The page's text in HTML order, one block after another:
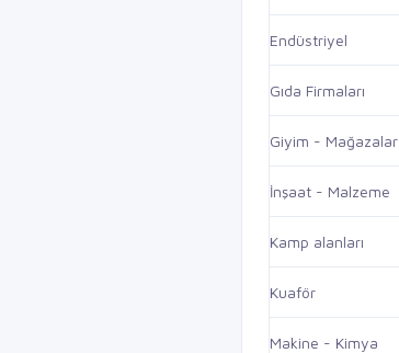
Endüstriyel
Gıda Firmaları
Giyim - Mağazalar
İnşaat - Malzeme
Kamp alanları
Kuaför
Makine - Kimya